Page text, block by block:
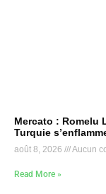
Mercato : Romelu
Turquie
août 8, 2026 Aucun
Read More »